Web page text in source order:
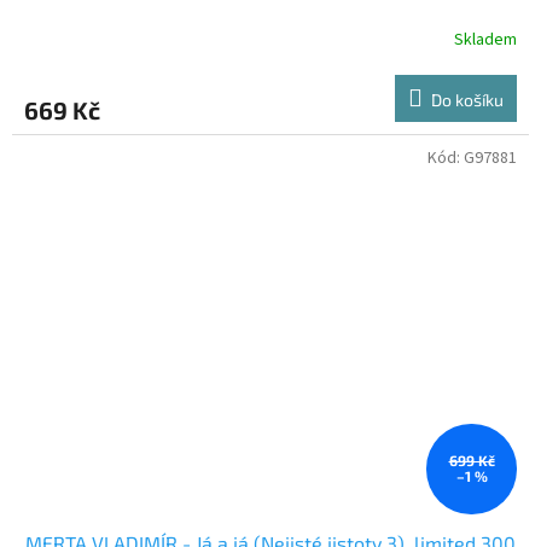
Skladem
669 Kč Do košíku
699 Kč
–1 %
Kód: G97881